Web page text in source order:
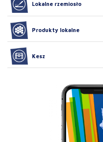
Lokalne rzemiosło
Produkty lokalne
Kesz